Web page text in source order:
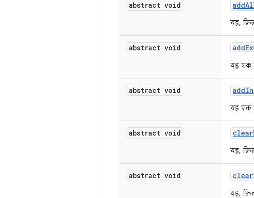
abstract void add
यह,
abstract void add
यह एक
abstract void add
यह एक
abstract void clear
यह,
abstract void clear
यह,